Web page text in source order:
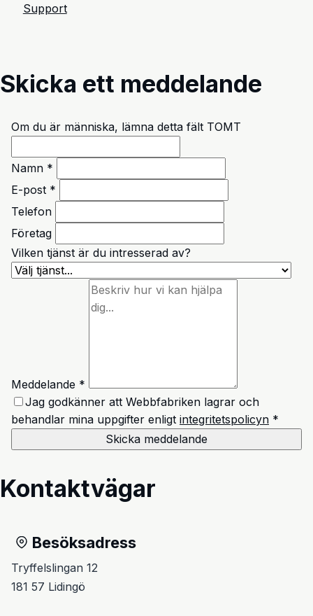
Support
Skicka ett meddelande
Om du är människa, lämna detta fält TOMT
Namn *
E-post *
Telefon
Företag
Vilken tjänst är du intresserad av?
Meddelande *
Jag godkänner att Webbfabriken lagrar och
behandlar mina uppgifter enligt integritetspolicyn *
Skicka meddelande
Kontaktvägar
Besöksadress
Tryffelslingan 12
181 57 Lidingö